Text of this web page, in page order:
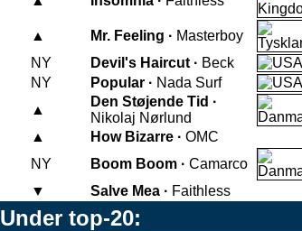
▲ Mr. Feeling · Masterboy
NY Devil's Haircut · Beck
NY Popular · Nada Surf
▲
Den Støjende Tid ·
Nikolaj Nørlund
▲ How Bizarre · OMC
NY Boom Boom · Camarco
▼ Salve Mea · Faithless
Under top-20: